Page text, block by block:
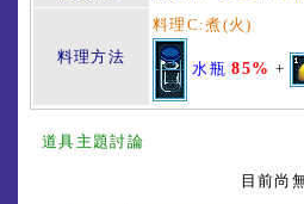
料理方法
料理C:煮(火)
水瓶 85% +
道具主題討論
目前尚